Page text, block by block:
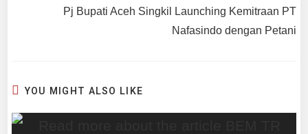
Pj Bupati Aceh Singkil Launching Kemitraan PT
Nafasindo dengan Petani
YOU MIGHT ALSO LIKE